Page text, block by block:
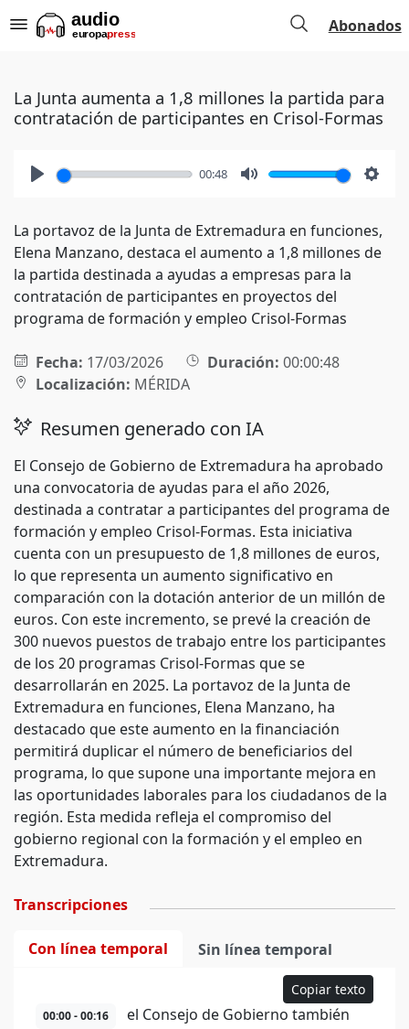
Abonados
La Junta aumenta a 1,8 millones la partida para
contratación de participantes en Crisol-Formas
00:48
La portavoz de la Junta de Extremadura en funciones,
Elena Manzano, destaca el aumento a 1,8 millones de
la partida destinada a ayudas a empresas para la
contratación de participantes en proyectos del
programa de formación y empleo Crisol-Formas
Fecha: 17/03/2026 Duración: 00:00:48
Localización: MÉRIDA
Resumen generado con IA
El Consejo de Gobierno de Extremadura ha aprobado
una convocatoria de ayudas para el año 2026,
destinada a contratar a participantes del programa de
formación y empleo Crisol-Formas. Esta iniciativa
cuenta con un presupuesto de 1,8 millones de euros,
lo que representa un aumento significativo en
comparación con la dotación anterior de un millón de
euros. Con este incremento, se prevé la creación de
300 nuevos puestos de trabajo entre los participantes
de los 20 programas Crisol-Formas que se
desarrollarán en 2025. La portavoz de la Junta de
Extremadura en funciones, Elena Manzano, ha
destacado que este aumento en la financiación
permitirá duplicar el número de beneficiarios del
programa, lo que supone una importante mejora en
las oportunidades laborales para los ciudadanos de la
región. Esta medida refleja el compromiso del
gobierno regional con la formación y el empleo en
Extremadura.
Transcripciones
Con línea temporal Sin línea temporal
Copiar texto
00:00 - 00:16
el Consejo de Gobierno también